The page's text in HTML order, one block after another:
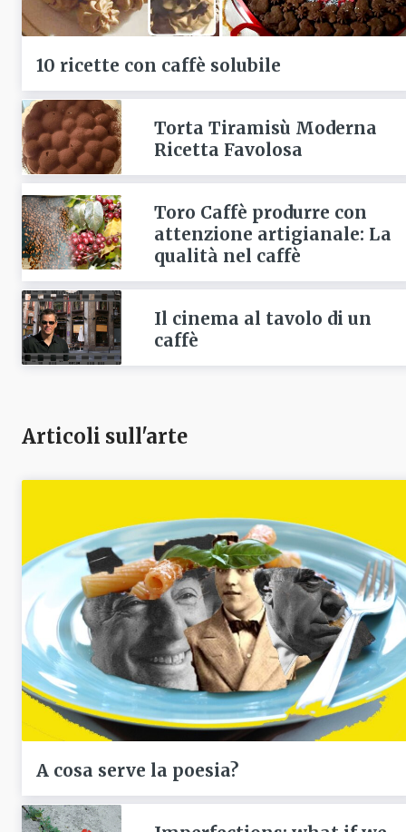
10 ricette con caffè solubile
Torta Tiramisù Moderna
Ricetta Favolosa
Toro Caffè produrre con
attenzione artigianale: La
qualità nel caffè
Il cinema al tavolo di un
caffè
Articoli sull'arte
A cosa serve la poesia?